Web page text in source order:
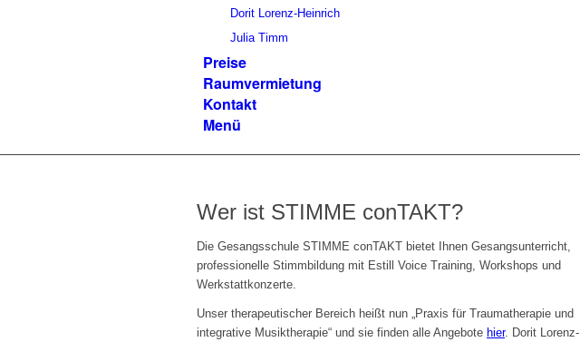
Dorit Lorenz-Heinrich
Julia Timm
Preise
Raumvermietung
Kontakt
Menü
Wer ist STIMME conTAKT?
Die Gesangsschule STIMME conTAKT bietet Ihnen Gesangsunterricht,
professionelle Stimmbildung mit Estill Voice Training, Workshops und
Werkstattkonzerte.
Unser therapeutischer Bereich heißt nun „Praxis für Traumatherapie und
integrative Musiktherapie“ und sie finden alle Angebote hier. Dorit Lorenz-